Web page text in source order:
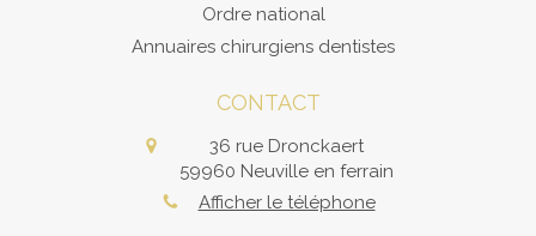
Ordre national
Annuaires chirurgiens dentistes
CONTACT
36 rue Dronckaert
59960 Neuville en ferrain
Afficher le téléphone